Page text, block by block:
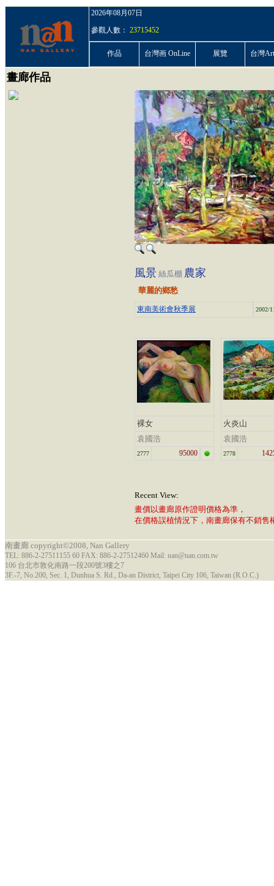
2026年08月07日
參觀人數： 23715452
作品 台灣画 OnLine 展覽 台灣
畫廊作品
風景 絲瓜棚 農家
華麗的鄉愁
東南美術會秋季展 2002/
裸女
袁國浩
2777 95000
火炎山
袁國浩
2778
Recent View:
畫價以畫廊原作證明價格為準，
在價格誤植情況下，南畫廊保有不銷售
南畫廊 copyright©2008, Nan Gallery
TEL: 886-2-27511155 60 FAX: 886-2-27512460 Mail: nan@nan.com.tw
106 台北市敦化南路一段200號3樓之7
3F.-7, No.200, Sec. 1, Dunhua S. Rd., Da-an District, Taipei City 106, Taiwan (R.O.C.)